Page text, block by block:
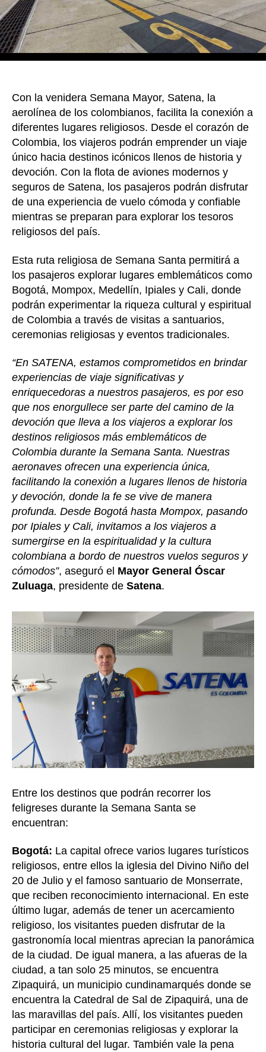
Con la venidera Semana Mayor, Satena, la
aerolínea de los colombianos, facilita la conexión a
diferentes lugares religiosos. Desde el corazón de
Colombia, los viajeros podrán emprender un viaje
único hacia destinos icónicos llenos de historia y
devoción. Con la flota de aviones modernos y
seguros de Satena, los pasajeros podrán disfrutar
de una experiencia de vuelo cómoda y confiable
mientras se preparan para explorar los tesoros
religiosos del país.
Esta ruta religiosa de Semana Santa permitirá a
los pasajeros explorar lugares emblemáticos como
Bogotá, Mompox, Medellín, Ipiales y Cali, donde
podrán experimentar la riqueza cultural y espiritual
de Colombia a través de visitas a santuarios,
ceremonias religiosas y eventos tradicionales.
“En SATENA, estamos comprometidos en brindar
experiencias de viaje significativas y
enriquecedoras a nuestros pasajeros, es por eso
que nos enorgullece ser parte del camino de la
devoción que lleva a los viajeros a explorar los
destinos religiosos más emblemáticos de
Colombia durante la Semana Santa. Nuestras
aeronaves ofrecen una experiencia única,
facilitando la conexión a lugares llenos de historia
y devoción, donde la fe se vive de manera
profunda. Desde Bogotá hasta Mompox, pasando
por Ipiales y Cali, invitamos a los viajeros a
sumergirse en la espiritualidad y la cultura
colombiana a bordo de nuestros vuelos seguros y
cómodos”, aseguró el Mayor General Óscar
Zuluaga, presidente de Satena.
Entre los destinos que podrán recorrer los
feligreses durante la Semana Santa se
encuentran:
Bogotá: La capital ofrece varios lugares turísticos
religiosos, entre ellos la iglesia del Divino Niño del
20 de Julio y el famoso santuario de Monserrate,
que reciben reconocimiento internacional. En este
último lugar, además de tener un acercamiento
religioso, los visitantes pueden disfrutar de la
gastronomía local mientras aprecian la panorámica
de la ciudad. De igual manera, a las afueras de la
ciudad, a tan solo 25 minutos, se encuentra
Zipaquirá, un municipio cundinamarqués donde se
encuentra la Catedral de Sal de Zipaquirá, una de
las maravillas del país. Allí, los visitantes pueden
participar en ceremonias religiosas y explorar la
historia cultural del lugar. También vale la pena